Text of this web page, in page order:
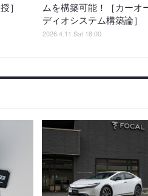
］
ムを構築可能！［カーオ
ディオシステム構築論］
2026.4.11 Sat 18:00